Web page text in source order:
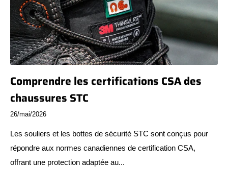
Comprendre les certifications CSA des
chaussures STC
26/mai/2026
Les souliers et les bottes de sécurité STC sont conçus pour
répondre aux normes canadiennes de certification CSA,
offrant une protection adaptée au...